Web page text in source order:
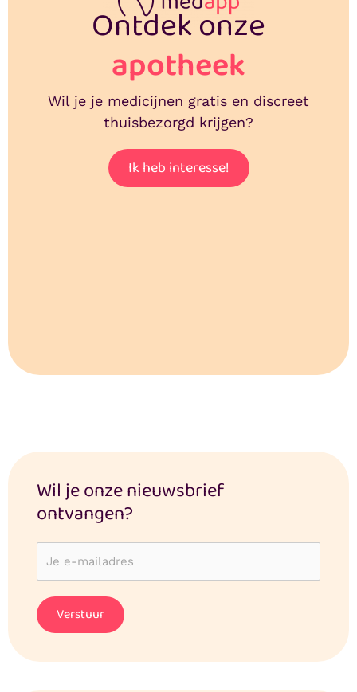
Ontdek onze
apotheek
Wil je je medicijnen gratis en discreet
thuisbezorgd krijgen?
Ik heb interesse!
Wil je onze nieuwsbrief
ontvangen?